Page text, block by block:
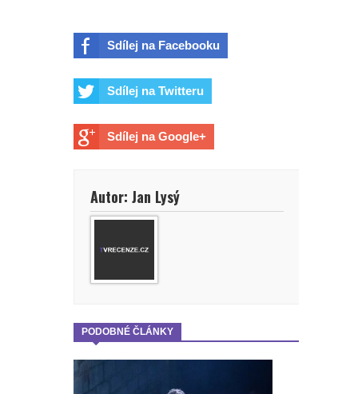
Sdílej na Facebooku
Sdílej na Twitteru
Sdílej na Google+
Autor: Jan Lysý
PODOBNÉ ČLÁNKY